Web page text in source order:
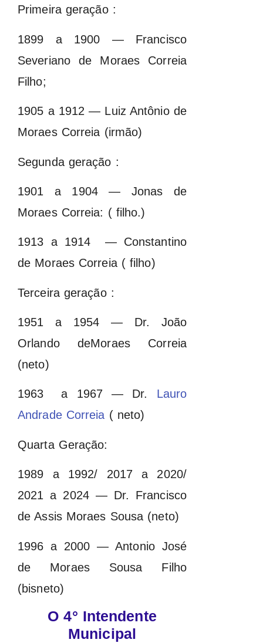
Primeira geração :
1899 a 1900 — Francisco
Severiano de Moraes Correia
Filho;
1905 a 1912 — Luiz Antônio de
Moraes Correia (irmão)
Segunda geração :
1901 a 1904 — Jonas de
Moraes Correia: ( filho.)
1913 a 1914 — Constantino
de Moraes Correia ( filho)
Terceira geração :
1951 a 1954 — Dr. João
Orlando deMoraes Correia
(neto)
1963 a 1967 — Dr. Lauro
Andrade Correia ( neto)
Quarta Geração:
1989 a 1992/ 2017 a 2020/
2021 a 2024 — Dr. Francisco
de Assis Moraes Sousa (neto)
1996 a 2000 — Antonio José
de Moraes Sousa Filho
(bisneto)
O 4° Intendente
Municipal